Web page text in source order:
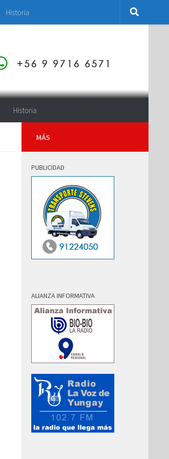
Historia
Historia
MÁS
PUBLICIDAD
ALIANZA INFORMATIVA